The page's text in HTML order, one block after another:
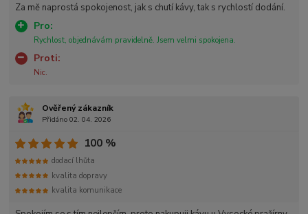
Za mě naprostá spokojenost, jak s chutí kávy, tak s rychlostí dodání.
Pro:
Rychlost, objednávám pravidelně. Jsem velmi spokojena.
Proti:
Nic.
Ověřený zákazník
Přidáno 02. 04. 2026
100 %
dodací lhůta
kvalita dopravy
kvalita komunikace